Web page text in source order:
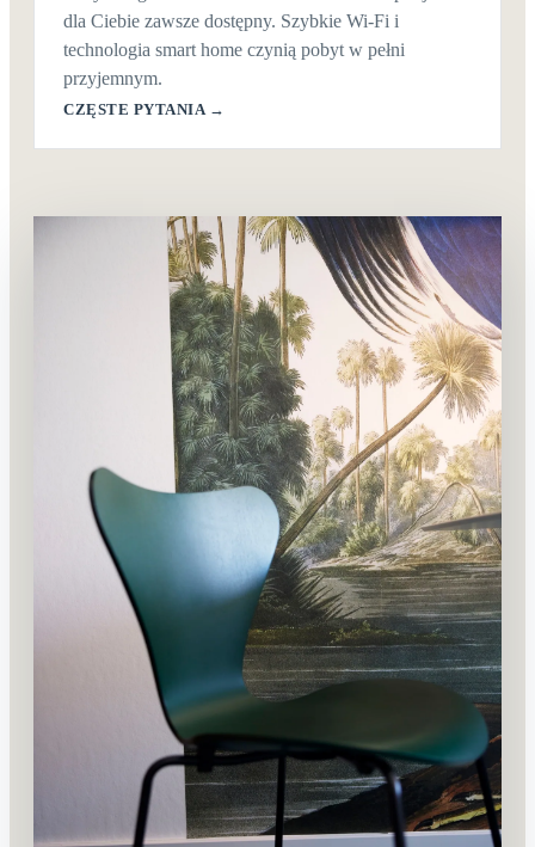
dla Ciebie zawsze dostępny. Szybkie Wi-Fi i
technologia smart home czynią pobyt w pełni
przyjemnym.
CZĘSTE PYTANIA →